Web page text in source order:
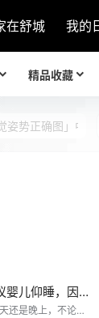
在舒城 我的
精品收藏
婴儿仰睡，因为
还是晚上，不论是